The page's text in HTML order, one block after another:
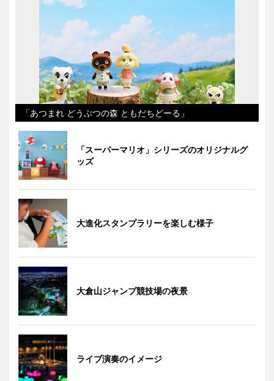
「あつまれ どうぶつの森 ともだちどーる」
「スーパーマリオ」シリーズのオリジナルグ
ッズ
大進化スタンプラリーを楽しむ様子
大倉山ジャンプ競技場の夜景
ライブ演奏のイメージ